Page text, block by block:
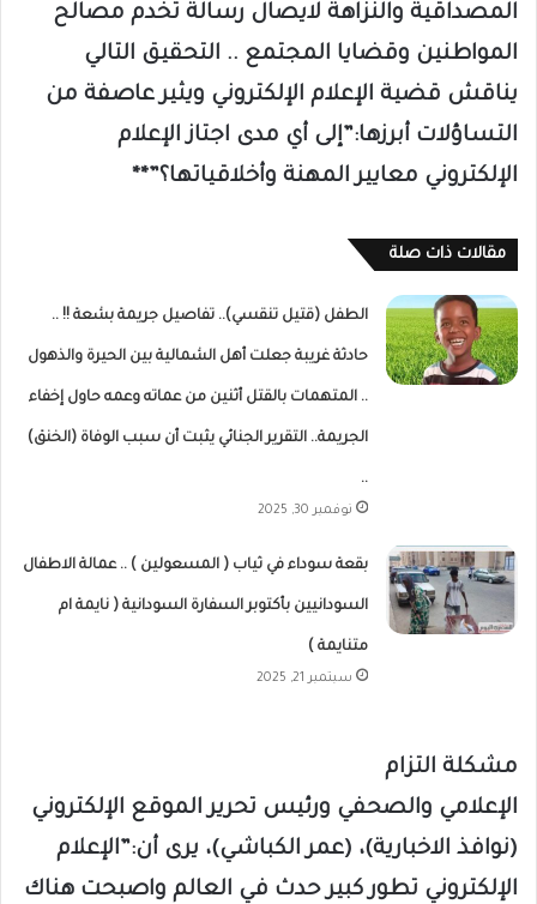
المصداقية والنزاهة لايصال رسالة تخدم مصالح
المواطنين وقضايا المجتمع .. التحقيق التالي
يناقش قضية الإعلام الإلكتروني ويثير عاصفة من
التساؤلات أبرزها:”إلى أي مدى اجتاز الإعلام
الإلكتروني معايير المهنة وأخلاقياتها؟”**
مقالات ذات صلة
الطفل (قتيل تنقسي).. تفاصيل جريمة بشعة !! ..
حادثة غريبة جعلت أهل الشمالية بين الحيرة والذهول
.. المتهمات بالقتل أثنين من عماته وعمه حاول إخفاء
الجريمة.. التقرير الجنائي يثبت أن سبب الوفاة (الخنق)
..
نوفمبر 30, 2025
بقعة سوداء في ثياب ( المسعولين ) .. عمالة الاطفال
السودانيين بأكتوبر السفارة السودانية ( نايمة ام
متنايمة )
سبتمبر 21, 2025
مشكلة التزام
الإعلامي والصحفي ورئيس تحرير الموقع الإلكتروني
(نوافذ الاخبارية)، (عمر الكباشي)، يرى أن:”الإعلام
الإلكتروني تطور كبير حدث في العالم واصبحت هناك